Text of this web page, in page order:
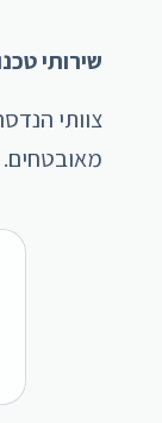
שירותי
מאובטחים.